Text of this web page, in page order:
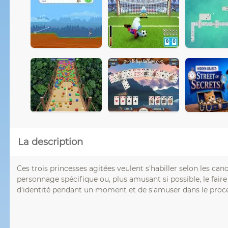
La description
Ces trois princesses agitées veulent s'habiller selon les
personnage spécifique ou, plus amusant si possible, le
d'identité pendant un moment et de s'amuser dans le